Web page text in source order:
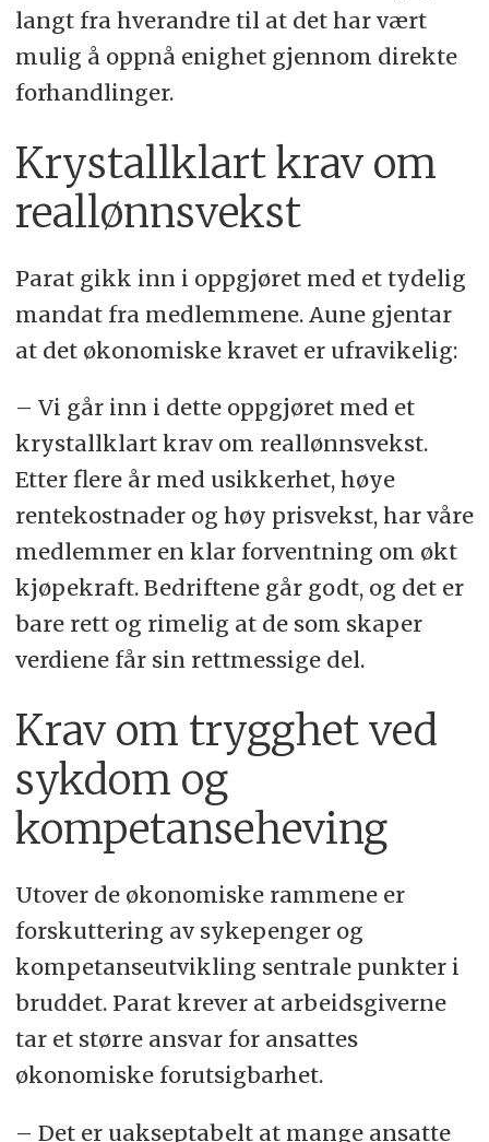
langt fra hverandre til at det har vært
mulig å oppnå enighet gjennom direkte
forhandlinger.
Krystallklart krav om
reallønnsvekst
Parat gikk inn i oppgjøret med et tydelig
mandat fra medlemmene. Aune gjentar
at det økonomiske kravet er ufravikelig:
– Vi går inn i dette oppgjøret med et
krystallklart krav om reallønnsvekst.
Etter flere år med usikkerhet, høye
rentekostnader og høy prisvekst, har våre
medlemmer en klar forventning om økt
kjøpekraft. Bedriftene går godt, og det er
bare rett og rimelig at de som skaper
verdiene får sin rettmessige del.
Krav om trygghet ved
sykdom og
kompetanseheving
Utover de økonomiske rammene er
forskuttering av sykepenger og
kompetanseutvikling sentrale punkter i
bruddet. Parat krever at arbeidsgiverne
tar et større ansvar for ansattes
økonomiske forutsigbarhet.
– Det er uakseptabelt at mange ansatte